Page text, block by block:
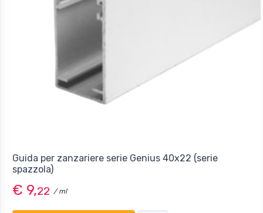
Guida per zanzariere serie Genius 40x22 (serie
spazzola)
€ 9,22 / ml